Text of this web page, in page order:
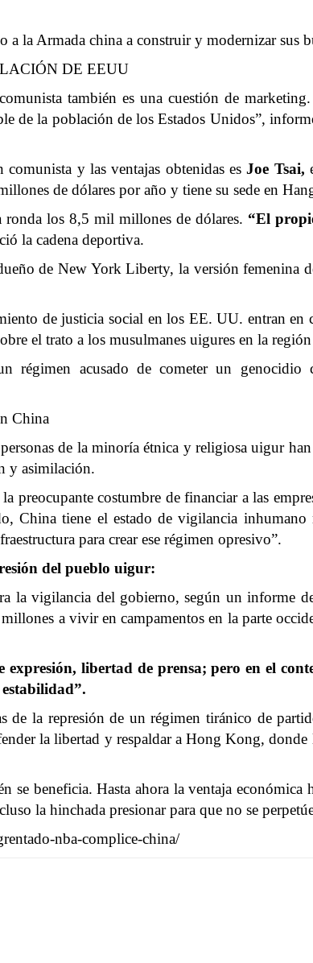
la Armada china a construir y modernizar sus
DE EEUU
también es una cuestión de
de la población de los Estados Unidos”,
y las ventajas obtenidas esJoe Tsai,
de dólares por año y tiene su sede en
ronda los 8,5 mil millones de dólares. “El
la cadena deportiva.
de New York Liberty, la versión
de justicia social en los EE. UU. entran en
el trato a los musulmanes uigures en la
régimen acusado de cometer un genocidio
China
de la minoría étnica y religiosa uigur han
y asimilación.
costumbre de financiar a las
China tiene el estado de vigilancia inhumano
para crear ese régimen opresivo”.
del pueblo uigur:
la vigilancia del gobierno, según un informe
a vivir en campamentos en la parte
expresión, libertad de prensa; pero en el
de la represión de un régimen tiránico de
la libertad y respaldar a Hong Kong,
se beneficia. Hasta ahora la ventaja
la hinchada presionar para que no se
nba-complice-china/